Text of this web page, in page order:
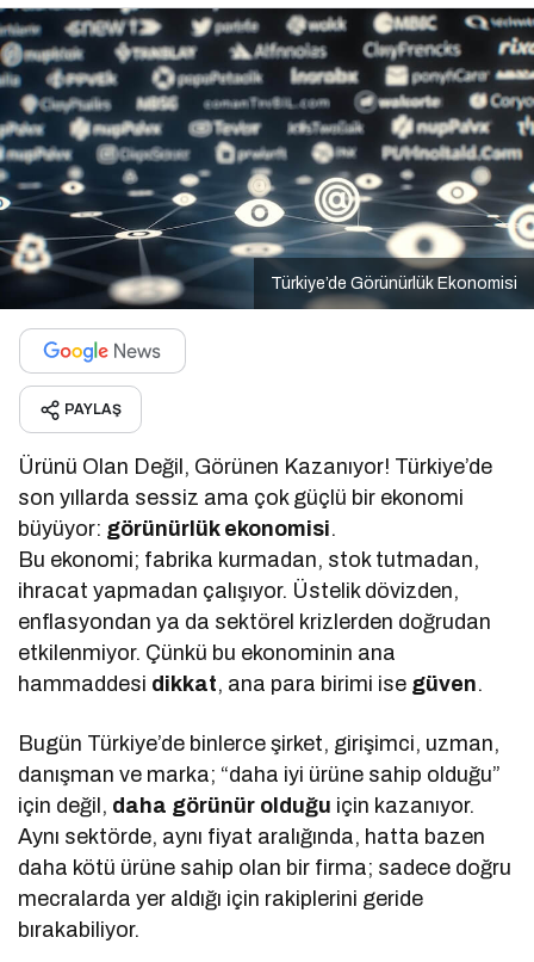
Türkiye’de Görünürlük Ekonomisi
PAYLAŞ
Ürünü Olan Değil, Görünen Kazanıyor! Türkiye’de
son yıllarda sessiz ama çok güçlü bir ekonomi
büyüyor: görünürlük ekonomisi.
Bu ekonomi; fabrika kurmadan, stok tutmadan,
ihracat yapmadan çalışıyor. Üstelik dövizden,
enflasyondan ya da sektörel krizlerden doğrudan
etkilenmiyor. Çünkü bu ekonominin ana
hammaddesi dikkat, ana para birimi ise güven.
Bugün Türkiye’de binlerce şirket, girişimci, uzman,
danışman ve marka; “daha iyi ürüne sahip olduğu”
için değil, daha görünür olduğu için kazanıyor.
Aynı sektörde, aynı fiyat aralığında, hatta bazen
daha kötü ürüne sahip olan bir firma; sadece doğru
mecralarda yer aldığı için rakiplerini geride
bırakabiliyor.